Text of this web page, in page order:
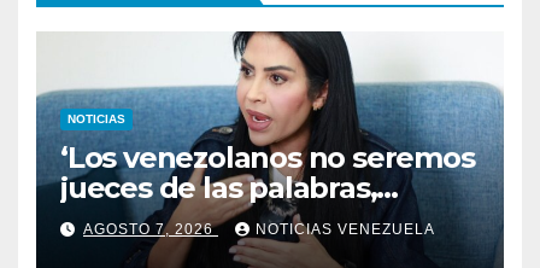
NOTICIAS
‘Los venezolanos no seremos
jueces de las palabras,
seremos testigos de los
resultados’
AGOSTO 7, 2026 NOTICIAS VENEZUELA